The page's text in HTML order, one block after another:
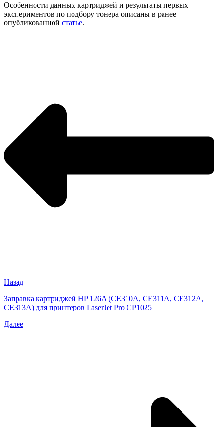
Особенности данных картриджей и результаты первых
экспериментов по подбору тонера описаны в ранее
опубликованной статье.
Назад
Заправка картриджей HP 126A (CE310A, CE311A, CE312A,
CE313A) для принтеров LaserJet Pro CP1025
Далее